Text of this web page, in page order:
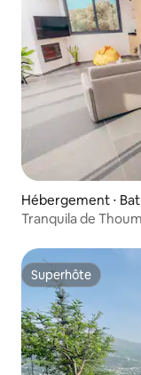
Hébergement ⋅
Tranquila de
Superhôte
Superhôte